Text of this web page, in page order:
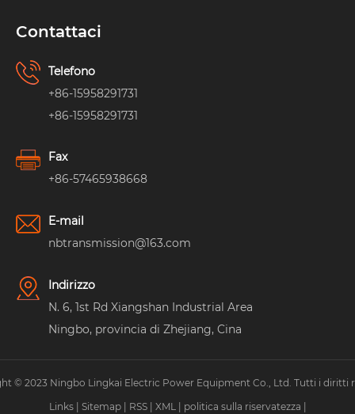
Contattaci
Telefono
+86-15958291731
+86-15958291731
Fax
+86-57465938668
E-mail
nbtransmission@163.com
Indirizzo
N. 6, 1st Rd Xiangshan Industrial Area
Ningbo, provincia di Zhejiang, Cina
© 2023 Ningbo Lingkai Electric Power Equipment Co., Ltd. Tutti i diritti
Links
Sitemap RSS XML politica sulla riservatezza